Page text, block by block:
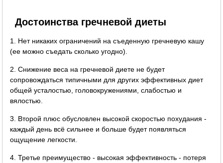
Достоинства гречневой диеты
1. Нет никаких ограничений на съеденную гречневую кашу
(ее можно съедать сколько угодно).
2. Снижение веса на гречневой диете не будет
сопровождаться типичными для других эффективных диет
общей усталостью, головокружениями, слабостью и
вялостью.
3. Второй плюс обусловлен высокой скоростью похудания -
каждый день всё сильнее и больше будет появляться
ощущение легкости.
4. Третье преимущество - высокая эффективность - потеря